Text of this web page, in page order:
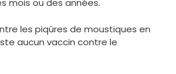
mois ou des années.
les piqûres de moustiques en
aucun vaccin contre le